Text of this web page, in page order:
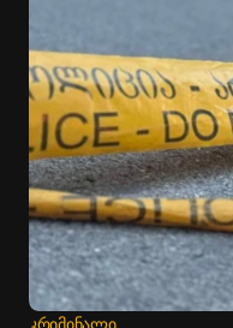
ᲙᲠᲘᲛᲘᲜᲐᲚᲘ